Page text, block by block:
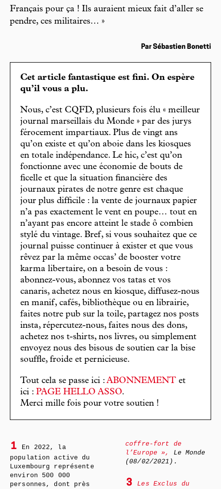
Français pour ça ! Ils auraient mieux fait d’aller se
pendre, ces militaires… »
Par Sébastien Bonetti
Cet article fantastique est fini. On espère
qu’il vous a plu.
Nous, c’est CQFD, plusieurs fois élu « meilleur
journal marseillais du Monde » par des jurys
férocement impartiaux. Plus de vingt ans
qu’on existe et qu’on aboie dans les kiosques
en totale indépendance. Le hic, c’est qu’on
fonctionne avec une économie de bouts de
ficelle et que la situation financière des
journaux pirates de notre genre est chaque
jour plus difficile : la vente de journaux papier
n’a pas exactement le vent en poupe… tout en
n’ayant pas encore atteint le stade ô combien
stylé du vintage. Bref, si vous souhaitez que ce
journal puisse continuer à exister et que vous
rêvez par la même occas’ de booster votre
karma libertaire, on a besoin de vous :
abonnez-vous, abonnez vos tatas et vos
canaris, achetez nous en kiosque, diffusez-nous
en manif, cafés, bibliothèque ou en librairie,
faites notre pub sur la toile, partagez nos posts
insta, répercutez-nous, faites nous des dons,
achetez nos t-shirts, nos livres, ou simplement
envoyez nous des bisous de soutien car la bise
souffle, froide et pernicieuse.
Tout cela se passe ici : ABONNEMENT et
ici : PAGE HELLO ASSO.
Merci mille fois pour votre soutien !
1
En 2022, la
population active du
Luxembourg représente
environ 500 000
personnes, dont près
coffre-fort de
l’Europe »,
Le Monde
(08/02/2021).
3
Les Exclus du